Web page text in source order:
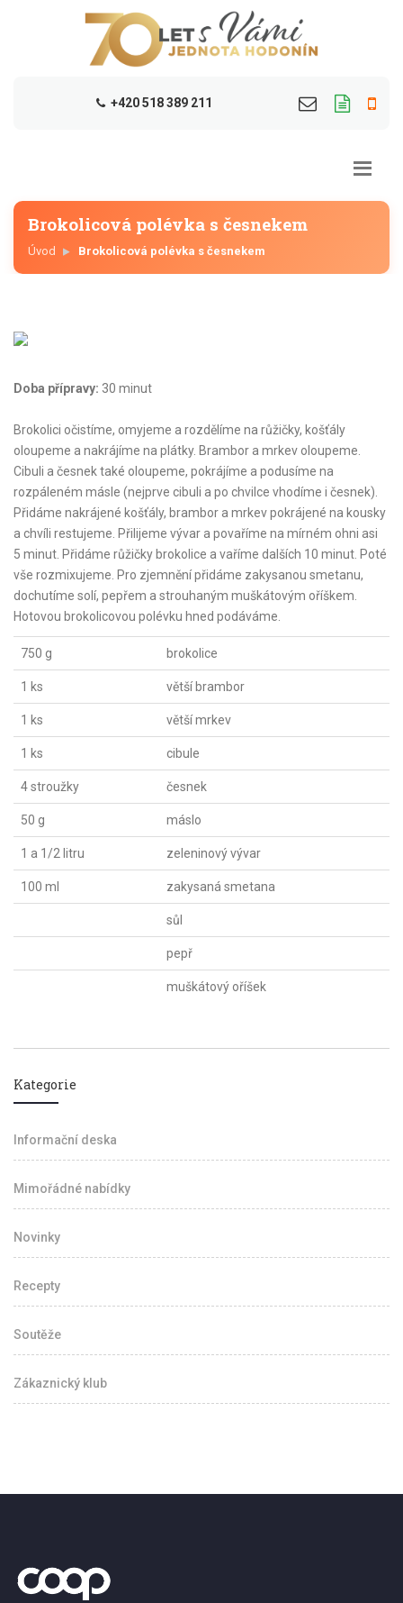
+420 518 389 211
Brokolicová polévka s česnekem
Úvod Brokolicová polévka s česnekem
Doba přípravy: 30 minut
Brokolici očistíme, omyjeme a rozdělíme na růžičky, košťály
oloupeme a nakrájíme na plátky. Brambor a mrkev oloupeme.
Cibuli a česnek také oloupeme, pokrájíme a podusíme na
rozpáleném másle (nejprve cibuli a po chvilce vhodíme i česnek).
Přidáme nakrájené košťály, brambor a mrkev pokrájené na kousky
a chvíli restujeme. Přilijeme vývar a povaříme na mírném ohni asi
5 minut. Přidáme růžičky brokolice a vaříme dalších 10 minut. Poté
vše rozmixujeme. Pro zjemnění přidáme zakysanou smetanu,
dochutíme solí, pepřem a strouhaným muškátovým oříškem.
Hotovou brokolicovou polévku hned podáváme.
750 g brokolice
1 ks větší brambor
1 ks větší mrkev
1 ks cibule
4 stroužky česnek
50 g máslo
1 a 1/2 litru zeleninový vývar
100 ml zakysaná smetana
sůl
pepř
muškátový oříšek
Kategorie
Informační deska
Mimořádné nabídky
Novinky
Recepty
Soutěže
Zákaznický klub